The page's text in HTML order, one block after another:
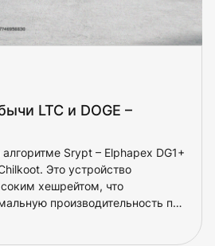
LTC и DOGE –
Srypt – Elphapex DG1+
Это устройство
хешрейтом, что
производительность при
и Dogecoin (DOGE).